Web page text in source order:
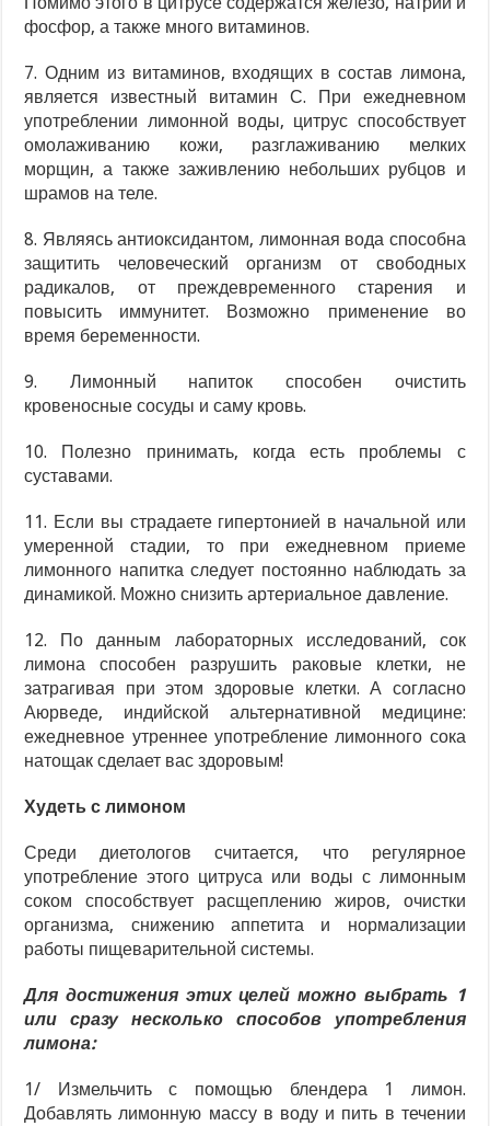
фосфор, а также много витаминов.
7. Одним из витаминов, входящих в состав лимона,
является известный витамин С. При ежедневном
употреблении лимонной воды, цитрус способствует
омолаживанию кожи, разглаживанию мелких
морщин, а также заживлению небольших рубцов и
шрамов на теле.
8. Являясь антиоксидантом, лимонная вода способна
защитить человеческий организм от свободных
радикалов, от преждевременного старения и
повысить иммунитет. Возможно применение во
время беременности.
9. Лимонный напиток способен очистить
кровеносные сосуды и саму кровь.
10. Полезно принимать, когда есть проблемы с
суставами.
11. Если вы страдаете гипертонией в начальной или
умеренной стадии, то при ежедневном приеме
лимонного напитка следует постоянно наблюдать за
динамикой. Можно снизить артериальное давление.
12. По данным лабораторных исследований, сок
лимона способен разрушить раковые клетки, не
затрагивая при этом здоровые клетки. А согласно
Аюрведе, индийской альтернативной медицине:
ежедневное утреннее употребление лимонного сока
натощак сделает вас здоровым!
Худеть с лимоном
Среди диетологов считается, что регулярное
употребление этого цитруса или воды с лимонным
соком способствует расщеплению жиров, очистки
организма, снижению аппетита и нормализации
работы пищеварительной системы.
Для достижения этих целей можно выбрать 1
или сразу несколько способов употребления
лимона:
1/ Измельчить с помощью блендера 1 лимон.
Добавлять лимонную массу в воду и пить в течении